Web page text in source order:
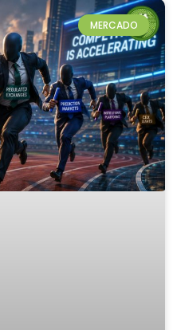
MERCADO